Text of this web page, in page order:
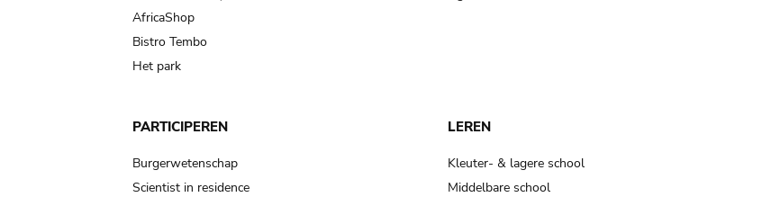
AfricaShop
Bistro Tembo
Het park
PARTICIPEREN
Burgerwetenschap
Scientist in residence
LEREN
Kleuter- & lagere school
Middelbare school